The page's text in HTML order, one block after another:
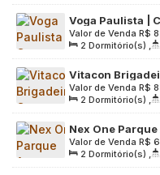
São Paulo, Brasil
Sala(s) , 1 Suíte(s)
2539.00m²
Voga Paulista |
metros | suíte |
R$
Valor de Venda
Zona Central,
Brasil
2 Dormitório(s) ,
Sala(s) , 1 Suíte(s)
2304.00m²
Vitacon
Construção | 45
varanda | sem
R$
Valor de Venda
Antônio, 871, Zona
Paulo, Brasil
2 Dormitório(s) ,
Sala(s) , Útil: 45
Nex One
Construção | 39
varanda | sem
R$
Valor de Venda
Central, 01305-100,
2 Dormitório(s) ,
Sala(s) , Útil: 39